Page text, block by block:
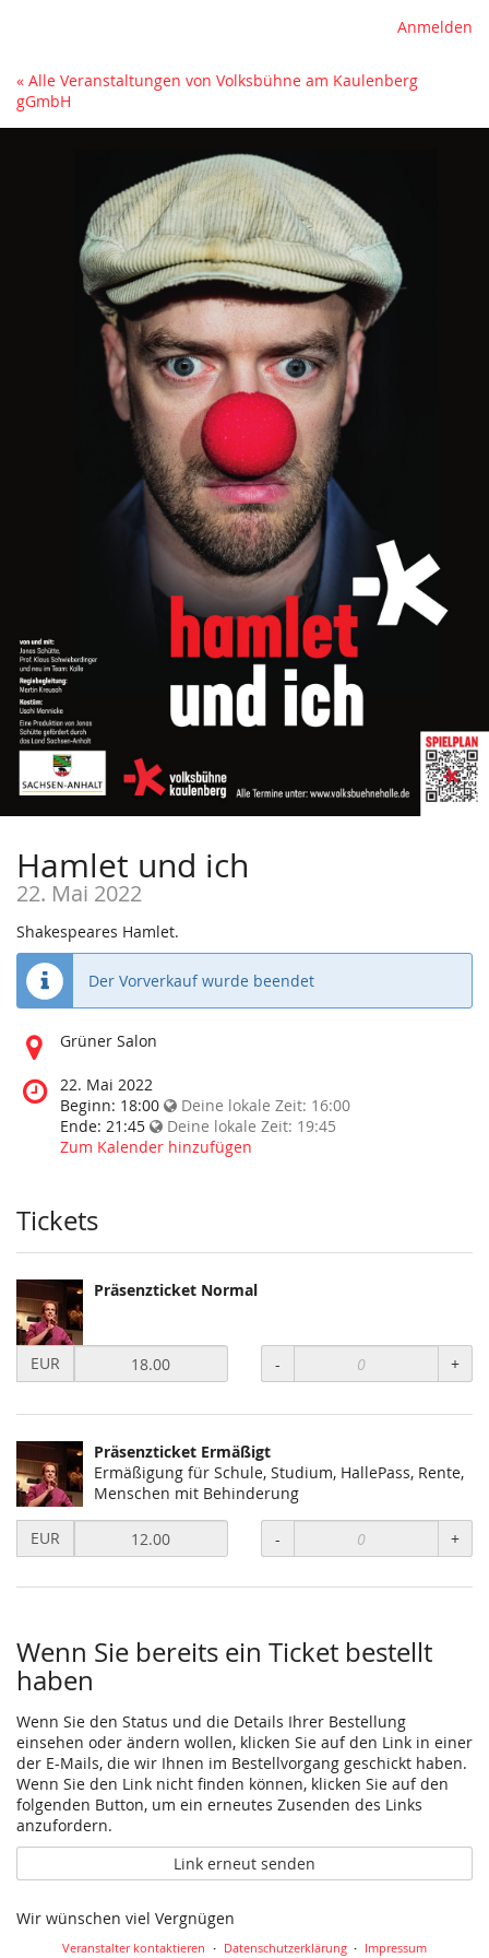
Anmelden
« Alle Veranstaltungen von Volksbühne am Kaulenberg
gGmbH
Hamlet und ich
22. Mai 2022
Shakespeares Hamlet.
Der Vorverkauf wurde beendet
Wo
diese
Veranstaltung
statt?
Grüner Salon
Wann
findet
diese
Veranstaltung
22. Mai 2022
Beginn: 18:00 Deine lokale Zeit: 16:00
Ende: 21:45 Deine lokale Zeit: 19:45
Zum Kalender hinzufügen
Tickets
Präsenzticket Normal
Preis
für
Präsenzticket
Normal
setzen
EUR - +
Präsenzticket Ermäßigt
Ermäßigung für Schule, Studium, HallePass, Rente,
Menschen mit Behinderung
Preis
für
setzen
EUR - +
Wenn Sie bereits ein Ticket bestellt
haben
Wenn Sie den Status und die Details Ihrer Bestellung
einsehen oder ändern wollen, klicken Sie auf den Link in einer
der E-Mails, die wir Ihnen im Bestellvorgang geschickt haben.
Wenn Sie den Link nicht finden können, klicken Sie auf den
folgenden Button, um ein erneutes Zusenden des Links
anzufordern.
Link erneut senden
Wir wünschen viel Vergnügen
Veranstalter kontaktieren Datenschutzerklärung
Impressum